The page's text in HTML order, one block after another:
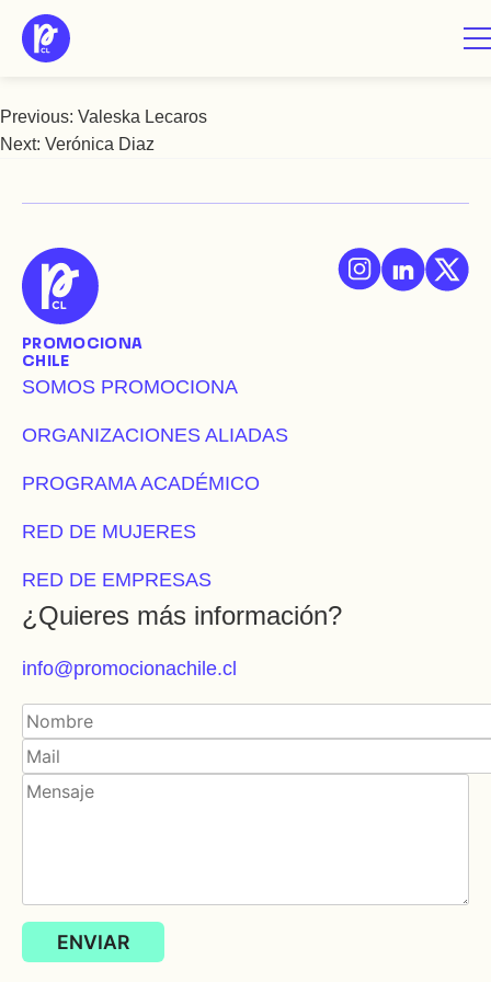
Saltar
Vanja Demetrio
Navegación
entradas
Previous: Valeska Lecaros
Next: Verónica Diaz
PROMOCIONA
CHILE
SOMOS PROMOCIONA
ORGANIZACIONES ALIADAS
PROGRAMA ACADÉMICO
RED DE MUJERES
RED DE EMPRESAS
¿Quieres más información?
info@promocionachile.cl